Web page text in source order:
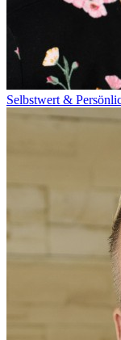
Selbstwert &